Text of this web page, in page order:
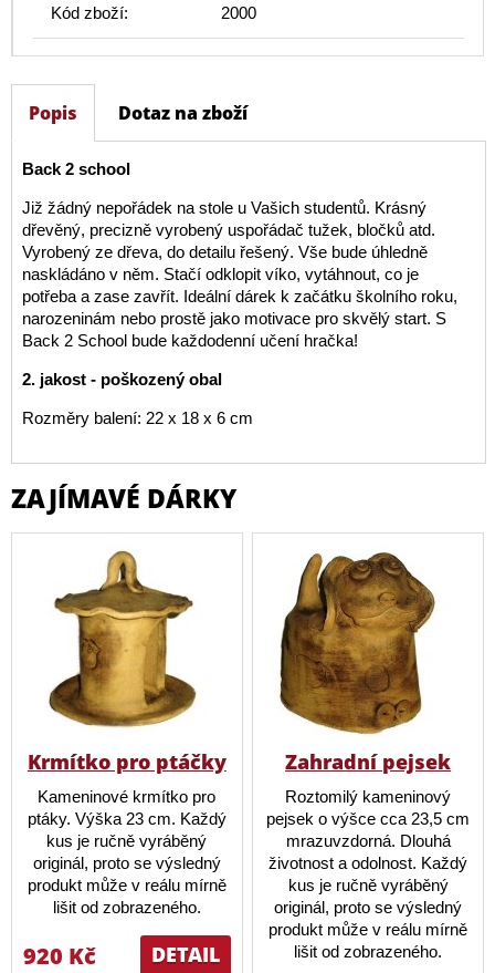
Kód zboží: 2000
Popis Dotaz na zboží
Back 2 school
Již žádný nepořádek na stole u Vašich studentů. Krásný
dřevěný, precizně vyrobený uspořádač tužek, bločků atd.
Vyrobený ze dřeva, do detailu řešený. Vše bude úhledně
naskládáno v něm. Stačí odklopit víko, vytáhnout, co je
potřeba a zase zavřít. Ideální dárek k začátku školního roku,
narozeninám nebo prostě jako motivace pro skvělý start. S
Back 2 School bude každodenní učení hračka!
2. jakost - poškozený obal
Rozměry balení: 22 x 18 x 6 cm
ZAJÍMAVÉ DÁRKY
Krmítko pro ptáčky
Kameninové krmítko pro
ptáky. Výška 23 cm. Každý
kus je ručně vyráběný
originál, proto se výsledný
produkt může v reálu mírně
lišit od zobrazeného.
DETAIL
920 Kč
Zahradní pejsek
Roztomilý kameninový
pejsek o výšce cca 23,5 cm
mrazuvzdorná. Dlouhá
životnost a odolnost. Každý
kus je ručně vyráběný
originál, proto se výsledný
produkt může v reálu mírně
lišit od zobrazeného.